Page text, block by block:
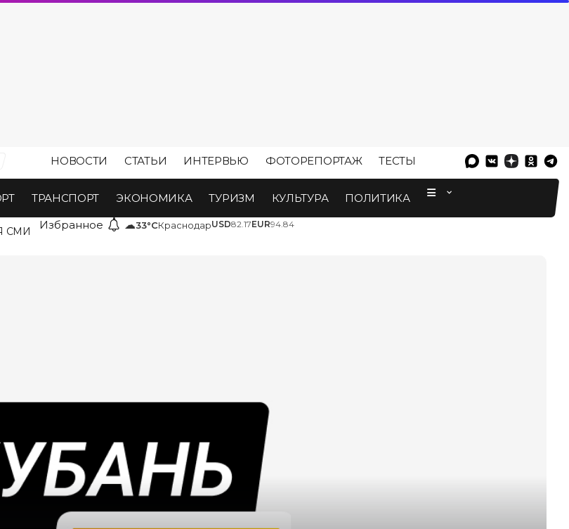
НОВОСТИ СТАТЬИ ИНТЕРВЬЮ ФОТОРЕПОРТАЖ ТЕСТЫ
ТРАНСПОРТ ЭКОНОМИКА ТУРИЗМ КУЛЬТУРА ПОЛИТИКА
СМИ Избранное ☁33°CКраснодарUSD82.17EUR94.84